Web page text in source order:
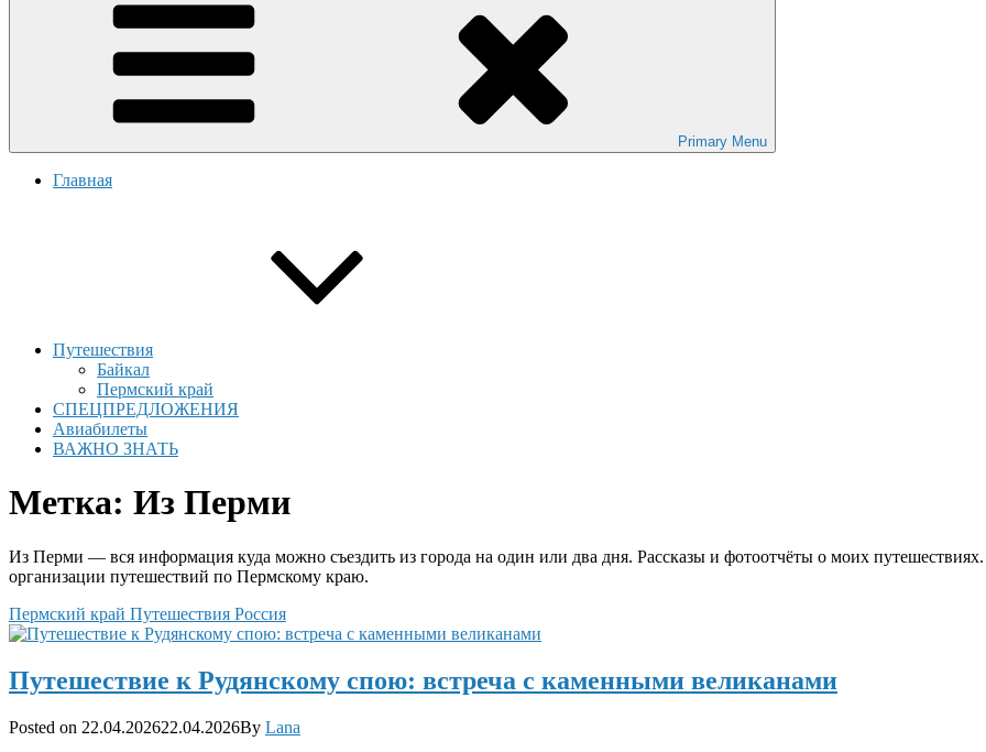
Primary Menu
Главная
Путешествия
Байкал
Пермский край
СПЕЦПРЕДЛОЖЕНИЯ
Авиабилеты
ВАЖНО ЗНАТЬ
Метка: Из Перми
Из Перми — вся информация куда можно съездить из города на один или два дня. Рассказы и фотоотчёты о моих
организации путешествий по Пермскому краю.
Categories
Пермский край Путешествия Россия
Путешествие к Рудянскому спою: встреча с каменными великанами
Posted on Posted
22.04.202622.04.2026By Lana